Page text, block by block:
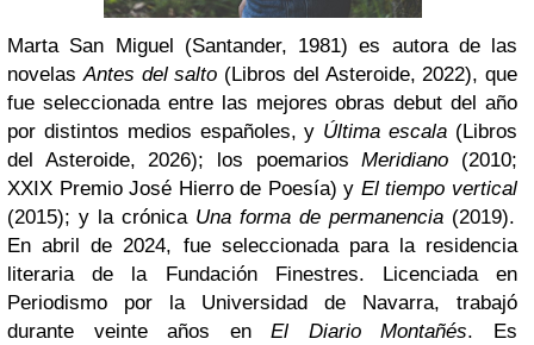
Marta San Miguel (Santander, 1981) es autora de las
novelasAntes del salto (Libros del Asteroide, 2022), que
fue seleccionada entre las mejores obras debut del año
por distintos medios españoles, y Última escala (Libros
del Asteroide, 2026); los poemariosMeridiano (2010;
XXIX Premio José Hierro de Poesía) y El tiempo vertical
(2015); y la crónica Una forma de permanencia (2019).
En abril de 2024, fue seleccionada para la residencia
literaria de la Fundación Finestres. Licenciada en
Periodismo por la Universidad de Navarra, trabajó
durante veinte años enEl Diario Montañés. Es